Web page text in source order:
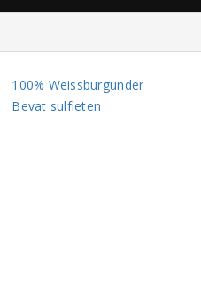
100% Weissburgunder
Bevat sulfieten